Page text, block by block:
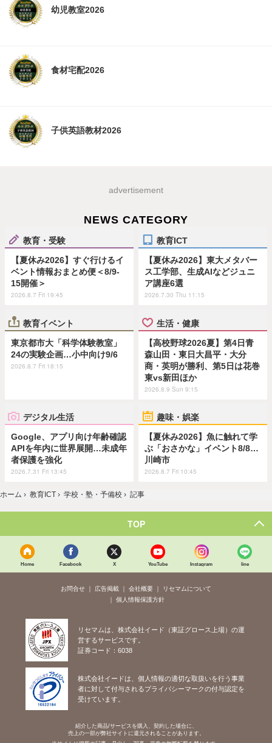
幼児教室2026
食材宅配2026
子供英語教材2026
advertisement
NEWS CATEGORY
教育・受験
【夏休み2026】すぐ行けるイ
ベント情報おまとめ便＜8/9-
15開催＞
2026.8.7 Fri 19:45
教育ICT
【夏休み2026】東大メタバー
ス工学部、生成AIなどジュニ
ア講座6選
2026.7.30 Thu 11:15
教育イベント
東京都市大「科学体験教室」
24の実験企画…小中向け9/6
2026.8.7 Fri 18:15
生活・健康
【高校野球2026夏】第4日青
森山田・東日大昌平・大分
商・英明が勝利、第5日は花巻
東vs新田ほか
2026.8.9 Sun 9:15
デジタル生活
Google、アプリ向け年齢確認
APIを年内に世界展開…未成年
者保護を強化
2026.7.31 Fri 13:45
趣味・娯楽
【夏休み2026】魚に触れて学
ぶ「おさかな」イベント8/8…
川崎市
2026.8.7 Fri 10:45
ホーム › 教育ICT › 学校・塾・予備校 › 記事
TOP
Home Facebook X YouTube Instagram line
お問合せ 広告掲載 会社概要
リセマムについて
個人情報保護方針
リセマムは、株式会社イード（東証グロース上場）の運
営するサービスです。
証券コード：6038
株式会社イードは、個人情報の適切な取扱いを行う事業
者に対して付与されるプライバシーマークの付与認定を
受けています。
紹介した商品/サービスを購入、契約した場合に、
売上の一部が弊社サイトに還元されることがあります。